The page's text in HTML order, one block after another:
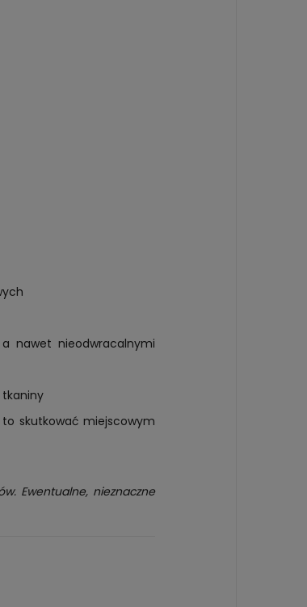
nawet nieodwracalnymi
tkaniny
to skutkować miejscowym
Ewentualne, nieznaczne